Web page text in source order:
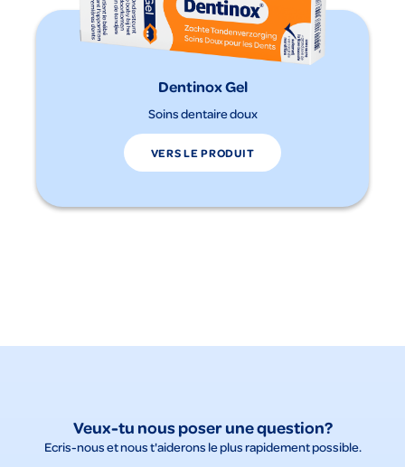
Dentinox Gel
Soins dentaire doux
VERS LE PRODUIT
Veux-tu nous poser une question?
Ecris-nous et nous t'aiderons le plus rapidement possible.